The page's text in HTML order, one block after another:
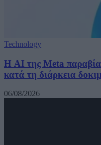
Technology
Η AI της Meta
κατά τη διάρκεια
06/08/2026